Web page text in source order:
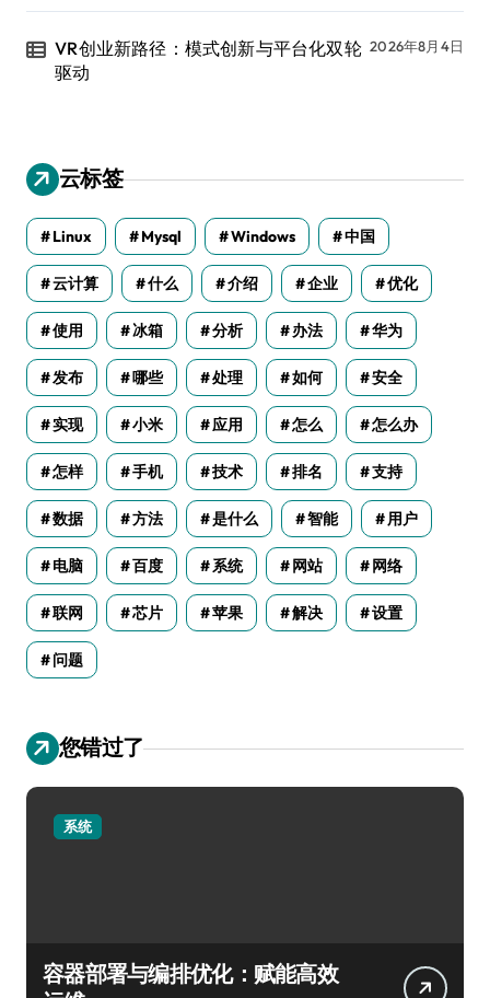
VR创业新路径：模式创新与平台化双轮
驱动
2026年8月4日
云标签
Linux Mysql Windows 中国
云计算 什么 介绍 企业 优化
使用 冰箱 分析 办法 华为
发布 哪些 处理 如何 安全
实现 小米 应用 怎么 怎么办
怎样 手机 技术 排名 支持
数据 方法 是什么 智能 用户
电脑 百度 系统 网站 网络
联网 芯片 苹果 解决 设置
问题
您错过了
系统
容器部署与编排优化：赋能高效